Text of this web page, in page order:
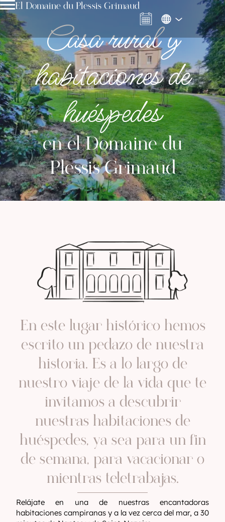
El Domaine du Plessis Grimaud
Casa rural y
habitaciones de
huéspedes
en el Domaine du
Plessis Grimaud
En este lugar histórico hemos
escrito un pedazo de nuestra
historia. Es a lo largo de
nuestro viaje de la vida que te
invitamos a descubrir
nuestras habitaciones de
huéspedes, ya sea para un fin
de semana, para vacacionar o
mientras teletrabajas.
Relájate en una de nuestras encantadoras
habitaciones campiranas y a la vez cerca del mar, a 30